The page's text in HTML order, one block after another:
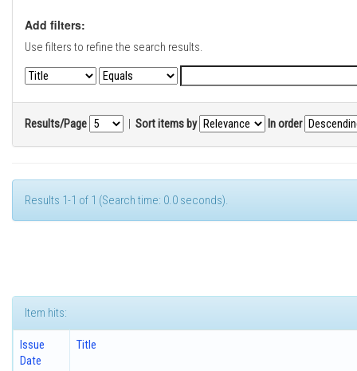
Add filters:
Use filters to refine the search results.
Results/Page | Sort items by In order
Results 1-1 of 1 (Search time: 0.0 seconds).
Item hits:
Issue
Date
Title